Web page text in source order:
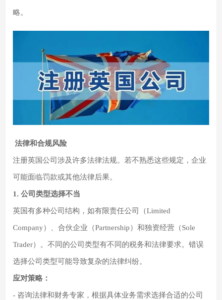
略。
法律和合规风险
注册英国公司涉及许多法律法规。若不熟悉这些规定，企业
可能面临罚款或其他法律后果。
1. 公司类型选择不当
英国有多种公司结构，如有限责任公司（Limited
Company）、合伙企业（Partnership）和独资经营（Sole
Trader）。不同的公司类型有不同的税务和法律要求。错误
选择公司类型可能导致复杂的法律纠纷。
应对策略：
- 咨询法律和财务专家，根据具体业务需求选择合适的公司